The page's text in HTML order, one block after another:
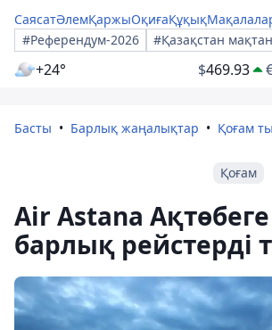
СаясатӘлемҚаржыОқиғаҚұқық
#Референдум-2026
#Қазақстан
+24° $469.93
Басты Барлық жаңалықтар Қоғам
Қоғам
Air Astana
барлық рейстерді